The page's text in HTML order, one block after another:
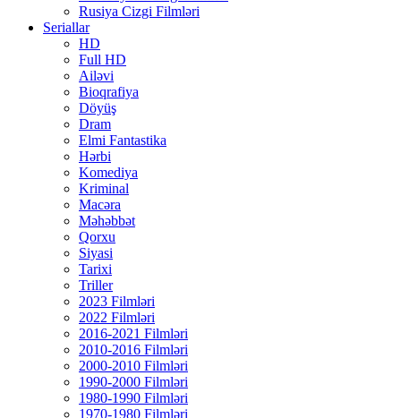
Rusiya Cizgi Filmləri
Seriallar
HD
Full HD
Ailəvi
Bioqrafiya
Döyüş
Dram
Elmi Fantastika
Hərbi
Komediya
Kriminal
Macəra
Məhəbbət
Qorxu
Siyasi
Tarixi
Triller
2023 Filmləri
2022 Filmləri
2016-2021 Filmləri
2010-2016 Filmləri
2000-2010 Filmləri
1990-2000 Filmləri
1980-1990 Filmləri
1970-1980 Filmləri